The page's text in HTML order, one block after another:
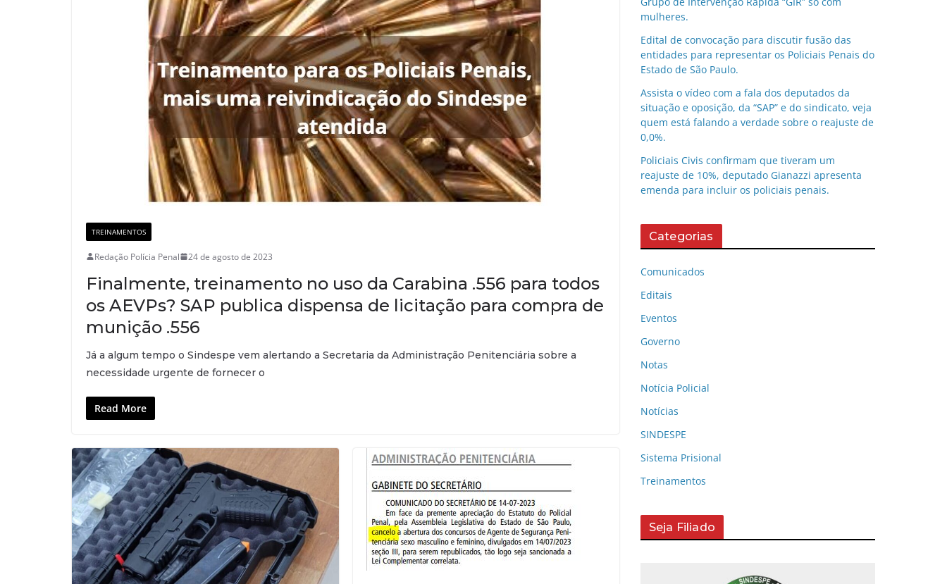
TREINAMENTOS
Redação Polícia Penal 24 de agosto de 2023
Finalmente, treinamento no uso da Carabina .556 para todos
os AEVPs? SAP publica dispensa de licitação para compra de
munição .556
Já a algum tempo o Sindespe vem alertando a Secretaria da Administração Penitenciária sobre a
necessidade urgente de fornecer o
Read More
mulheres.
Edital de convocação para discutir fusão das
entidades para representar os Policiais Penais do
Estado de São Paulo.
Assista o vídeo com a fala dos deputados da
situação e oposição, da “SAP” e do sindicato, veja
quem está falando a verdade sobre o reajuste de
0,0%.
Policiais Civis confirmam que tiveram um
reajuste de 10%, deputado Gianazzi apresenta
emenda para incluir os policiais penais.
Categorias
Comunicados
Editais
Eventos
Governo
Notas
Notícia Policial
Notícias
SINDESPE
Sistema Prisional
Treinamentos
Seja Filiado